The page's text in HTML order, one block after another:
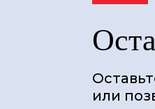
или